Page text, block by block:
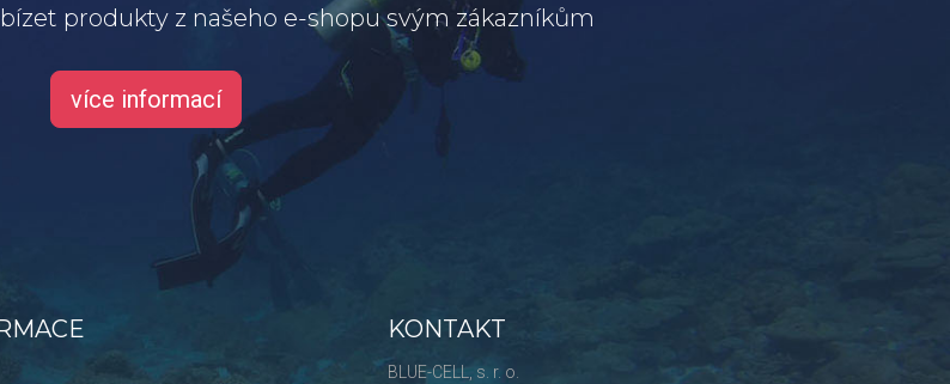
produkty z našeho e-shopu svým zákazníkům
více informací
KONTAKT
BLUE-CELL, s. r. o.